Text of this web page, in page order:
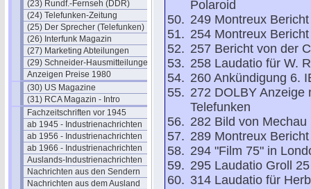
(23) Rundf.-Fernseh (DDR)
(24) Telefunken-Zeitung
(25) Der Sprecher (Telefunken)
(26) Interfunk Magazin
(27) Marketing Abteilungen
(29) Schneider-Hausmitteilungen
Anzeigen Preise 1980
(30) US Magazine
(31) RCA Magazin - Intro
Fachzeitschriften vor 1945
ab 1945 - Industrienachrichten
ab 1956 - Industrienachrichten
ab 1966 - Industrienachrichten
Auslands-Industrienachrichten
Nachrichten aus den Sendern
Nachrichten aus dem Ausland
Polaroid
249 Montreux
254 Montreux Bericht
257 Bericht von der
258 Laudatio für W.
260 Ankündigung 6.
272 DOLBY
Telefunken
282 Bild von
289 Montreux Bericht
294 "Film 75" in
295 Laudatio Groll
314 Laudatio für